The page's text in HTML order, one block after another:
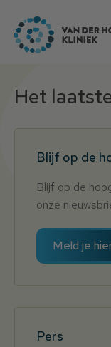
Het
Blijf op de
Blijf op de
onze
Meld je
Pers